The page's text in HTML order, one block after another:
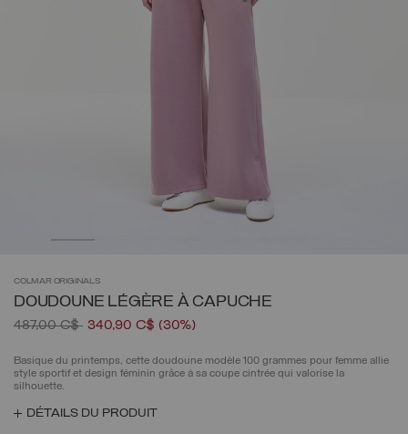
COLMAR ORIGINALS
DOUDOUNE LÉGÈRE À CAPUCHE
Prix réduit de
487,00 C$à340,90 C$ (30%)
Basique du printemps, cette doudoune modèle 100 grammes pour femme allie
style sportif et design féminin grâce à sa coupe cintrée qui valorise la
silhouette.
DÉTAILS DU PRODUIT